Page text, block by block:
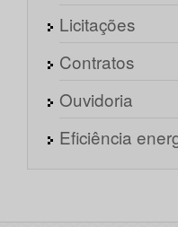
Licitações
Contratos
Ouvidoria
Eficiência